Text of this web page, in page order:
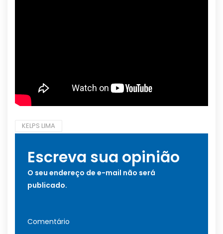
KELPS LIMA
Escreva sua opinião
O seu endereço de e-mail não será
publicado.
Comentário